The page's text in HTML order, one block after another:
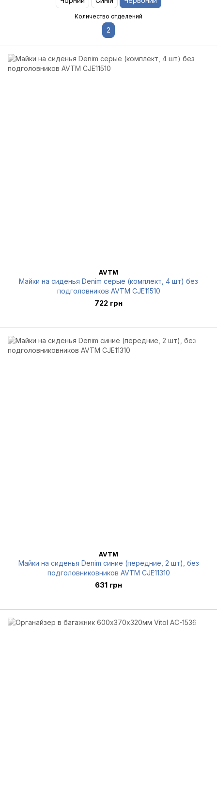
Количество отделений
2
AVTM
Майки на сиденья Denim серые (комплект, 4 шт) без
подголовников AVTM CJE11510
722 грн
AVTM
Майки на сиденья Denim синие (передние, 2 шт), без
подголовниковников AVTM CJE11310
631 грн